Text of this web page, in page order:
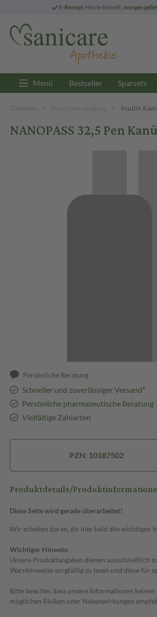
E-Rezept: Heute bestellt, morgen
Menü Bestseller Sparsets
Diabetes Insulinversorgung Insulin
NANOPASS 32,5 Pen
Persönliche Beratung
Schneller und zuverlässiger Versand³
Persönliche pharmazeutische Beratung
Vielfältige Zahlarten
PZN: 10187502
Produktdetails/
Diese Seite wird gerade überarbeitet!
Wir arbeiten daran, dir hier bald alle wichtigen
Wichtiger Hinweis:
Unsere Produktangaben dienen ausschließlich
Warnhinweise sorgfältig zu lesen und diese für
Bitte beachte, dass unsere Informationen
möglichen Risiken oder Nebenwirkungen